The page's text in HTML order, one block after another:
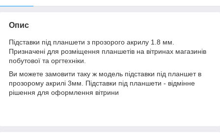
Опис
Підставки під планшети з прозорого акрилу 1.8 мм.
Призначені для розміщення планшетів на вітринах магазинів
побутової та оргтехніки.
Ви можете замовити таку ж модель підставки під планшет в
прозорому акрилі 3мм. Підставки під планшети - відмінне
рішення для оформлення вітрини